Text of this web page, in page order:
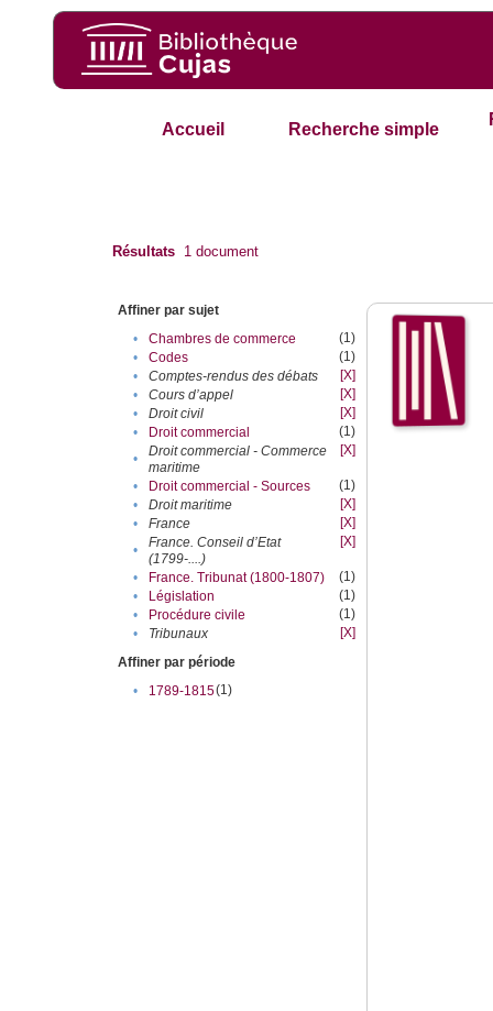
Accueil Recherche simple
Résultats 1 document
Affiner par sujet
•
Chambres de commerce
(1)
•
Codes
(1)
•
Comptes-rendus des débats
[X]
•
Cours d’appel
[X]
•
Droit civil
[X]
•
Droit commercial
(1)
•
Droit commercial - Commerce
maritime
[X]
• Droit commercial - Sources
(1)
•
Droit maritime
[X]
•
France
[X]
•
France. Conseil d’Etat
(1799-....)
[X]
• France. Tribunat (1800-1807)
(1)
•
Législation
(1)
•
Procédure civile
(1)
•
Tribunaux
[X]
Affiner par période
•
1789-1815(1)